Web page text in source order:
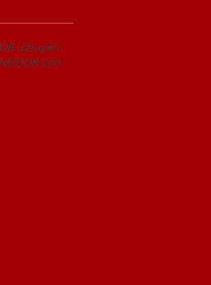
Chuyên
còn